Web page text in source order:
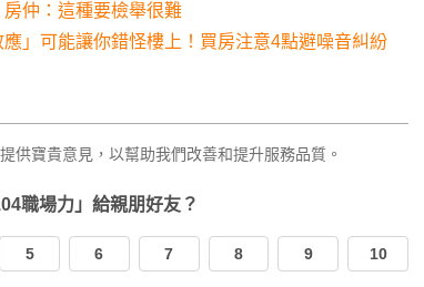
仲：這種要檢舉很難
」可能讓你錯怪樓上！買房注意4點避噪音糾紛
供寶貴意見，以幫助我們改善和提升服務品質。
職場力」給親朋好友？
5 6 7 8 9 10